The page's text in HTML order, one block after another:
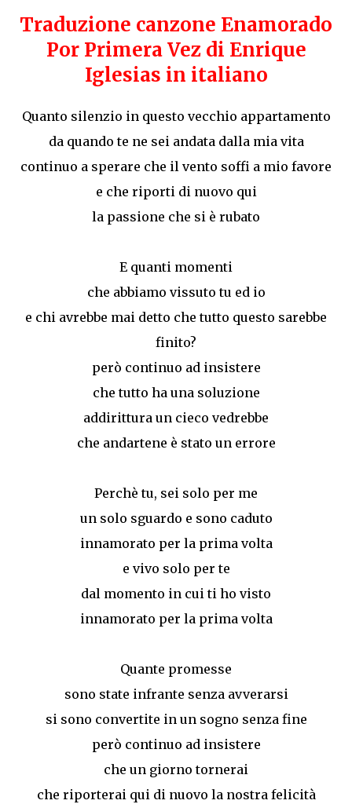
Traduzione canzone Enamorado
Por Primera Vez di Enrique
Iglesias in italiano
Quanto silenzio in questo vecchio appartamento
da quando te ne sei andata dalla mia vita
continuo a sperare che il vento soffi a mio favore
e che riporti di nuovo qui
la passione che si è rubato
E quanti momenti
che abbiamo vissuto tu ed io
e chi avrebbe mai detto che tutto questo sarebbe
finito?
però continuo ad insistere
che tutto ha una soluzione
addirittura un cieco vedrebbe
che andartene è stato un errore
Perchè tu, sei solo per me
un solo sguardo e sono caduto
innamorato per la prima volta
e vivo solo per te
dal momento in cui ti ho visto
innamorato per la prima volta
Quante promesse
sono state infrante senza avverarsi
si sono convertite in un sogno senza fine
però continuo ad insistere
che un giorno tornerai
che riporterai qui di nuovo la nostra felicità